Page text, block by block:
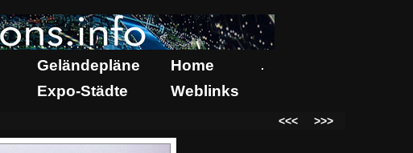
Geländepläne Home .
Expo-Städte Weblinks
<<< >>>